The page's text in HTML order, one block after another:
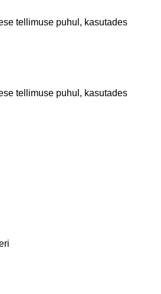
tellimuse puhul, kasutades
tellimuse puhul, kasutades